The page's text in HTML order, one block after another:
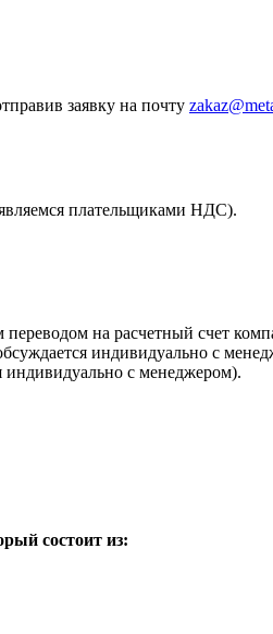
заявку на почту
плательщиками НДС).
переводом на расчетный счет
индивидуально с
индивидуально с менеджером).
состоит из: